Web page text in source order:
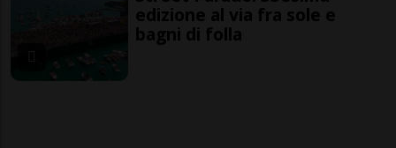
edizione al via fra sole e
bagni di folla